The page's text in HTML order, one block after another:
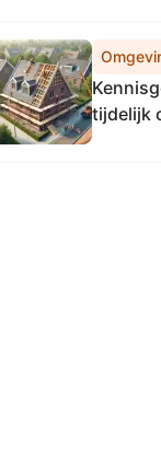
tijdelijk